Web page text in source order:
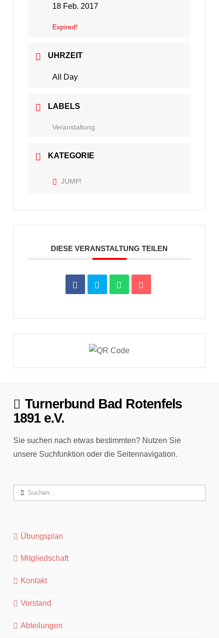
18 Feb. 2017
Expired!
UHRZEIT
All Day
LABELS
Veranstaltung
KATEGORIE
JUMP!
DIESE VERANSTALTUNG TEILEN
Turnerbund Bad Rotenfels
1891 e.V.
Sie suchen nach etwas bestimmten? Nutzen Sie
unsere Suchfunktion oder die Seitennavigation.
Search
Übungsplan
Mitgliedschaft
Kontakt
Vorstand
Abteilungen